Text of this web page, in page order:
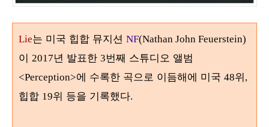
Lie는 미국 힙합 뮤지션 NF(Nathan John Feuerstein)
이 2017년 발표한 3번째 스튜디오 앨범
<Perception>에 수록한 곡으로 이듬해에 미국 48위,
힙합 19위 등을 기록했다.